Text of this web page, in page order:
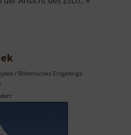
/ Böhmisches Erzgebirge